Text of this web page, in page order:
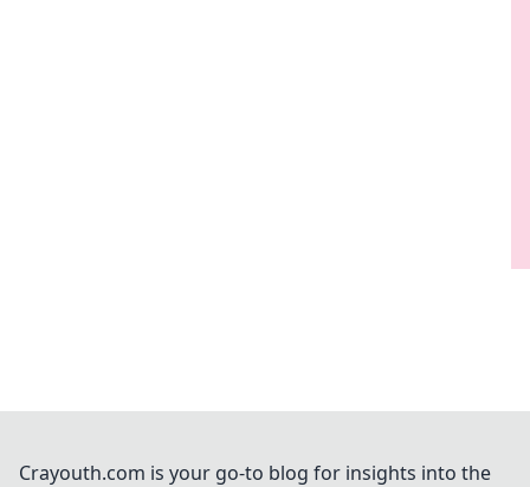
Crayouth.com is your go-to blog for insights into the